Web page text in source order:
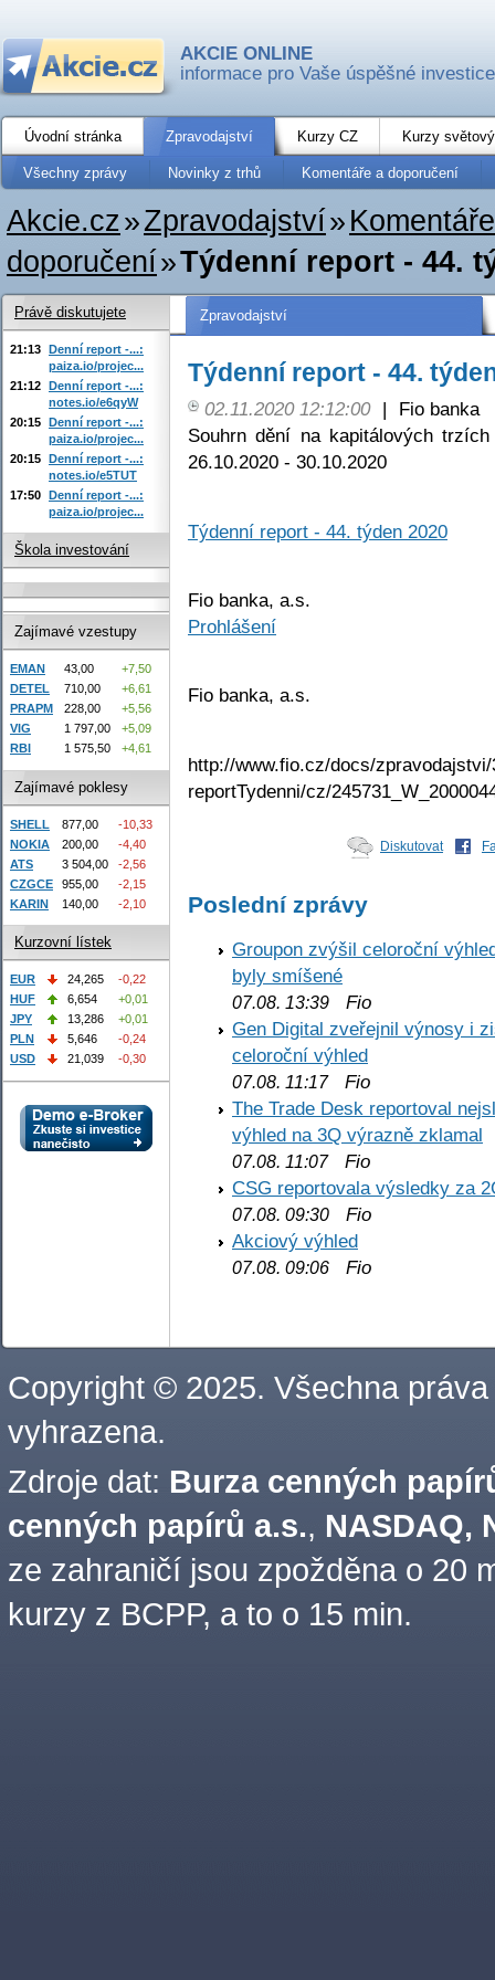
AKCIE ONLINE
informace pro Vaše úspěšné investice
Úvodní stránka Zpravodajství Kurzy CZ Kurzy
Všechny zprávy Novinky z trhů Komentáře a doporučení
Akcie.cz»Zpravodajství»
doporučení»Týdenní report - 44.
Zpravodajství
Týdenní report - 44.
02.11.2020 12:12:00 |
Fio banka
Souhrn dění na kapitálových
26.10.2020 - 30.10.2020
Týdenní report - 44. týden 2020
Fio banka, a.s.
Prohlášení
Fio banka, a.s.
http://www.fio.cz/docs/
reportTydenni/cz/
Diskutovat
Poslední zprávy
Groupon zvýšil celoroční
byly smíšené
07.08. 13:39 Fio
Gen Digital zveřejnil výnosy i
celoroční výhled
07.08. 11:17Fio
The Trade Desk reportoval
výhled na 3Q výrazně zklamal
07.08. 11:07Fio
CSG reportovala výsledky za
07.08. 09:30 Fio
Akciový výhled
07.08. 09:06 Fio
Právě diskutujete
21:13 Denní report -...:
paiza.io/projec...
21:12 Denní report -...:
notes.io/e6qyW
20:15 Denní report -...:
paiza.io/projec...
20:15 Denní report -...:
notes.io/e5TUT
17:50 Denní report -...:
paiza.io/projec...
Škola investování
Zajímavé vzestupy
EMAN 43,00
+7,50
DETEL
710,00
+6,61
PRAPM
228,00
+5,56
VIG
1 797,00
+5,09
RBI
1 575,50 +4,61
Zajímavé poklesy
SHELL 877,00
-10,33
NOKIA
200,00
-4,40
ATS
3 504,00
-2,56
CZGCE
955,00
-2,15
KARIN
140,00 -2,10
Kurzovní lístek
EUR 24,265
-0,22
HUF
6,654
+0,01
JPY
13,286
+0,01
PLN
5,646
-0,24
USD
21,039 -0,30
Copyright © 2025. Všechna práva
vyhrazena.
Zdroje dat: Burza cenných
cenných papírů a.s., NASDAQ,
ze zahraničí jsou zpožděna o 20
kurzy z BCPP, a to o 15 min.